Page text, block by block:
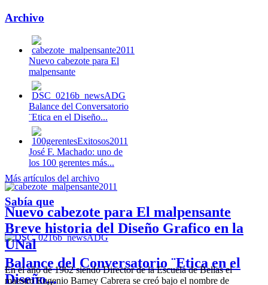
Archivo
Nuevo cabezote para El
malpensante
Balance del Conversatorio
¨Etica en el Diseño...
José F. Machado: uno de
los 100 gerentes más...
Nuevo cabezote para El malpensante
Balance del Conversatorio ¨Etica en el
Diseño...
Más artículos del archivo
Sabía que
Breve historia del Diseño Grafico en la
UNal
En el año de 1962 siendo Director de la Escuela de Bellas el
maestro Eugenio Barney Cabrera se creó bajo el nombre de